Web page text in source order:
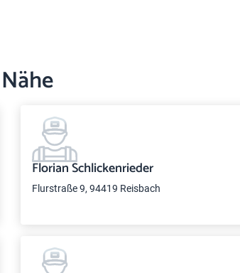
Florian Schlickenrieder
Flurstraße 9, 94419 Reisbach